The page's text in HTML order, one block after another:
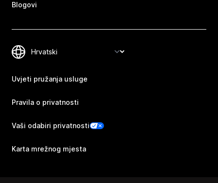
Blogovi
Uvjeti pružanja usluge
Pravila o privatnosti
Vaši odabiri privatnosti
Karta mrežnog mjesta